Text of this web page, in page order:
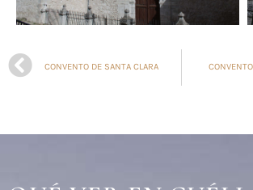
CONVENTO DE SANTA CLARA